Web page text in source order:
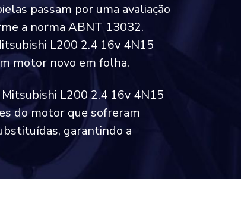
passam por uma avaliação
a norma ABNT 13032.
L200 2.4 16v 4N15
motor novo em folha.
L200 2.4 16v 4N15
do motor que sofreram
garantindo a